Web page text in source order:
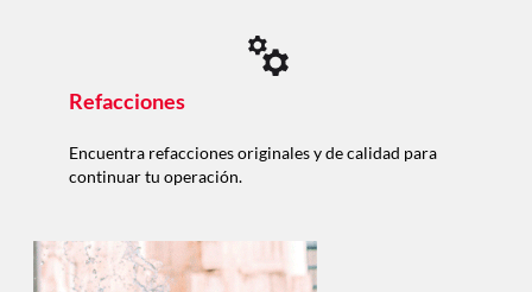
Refacciones
Encuentra refacciones originales y de calidad para
continuar tu operación.